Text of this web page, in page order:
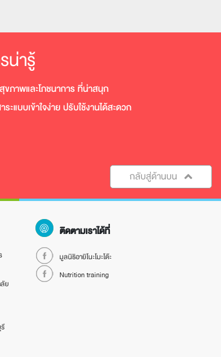
น่ารู้
ขภาพและโภชนาการ ที่น่าสนุก
ะแบบเข้าใจง่าย ปรับใช้งานได้สะดวก
กลับสู่ด้านบน
ย
ติดตามเราได้ที่
มูลนิธิอายิโนะโมะโต๊ะ
Nutrition training